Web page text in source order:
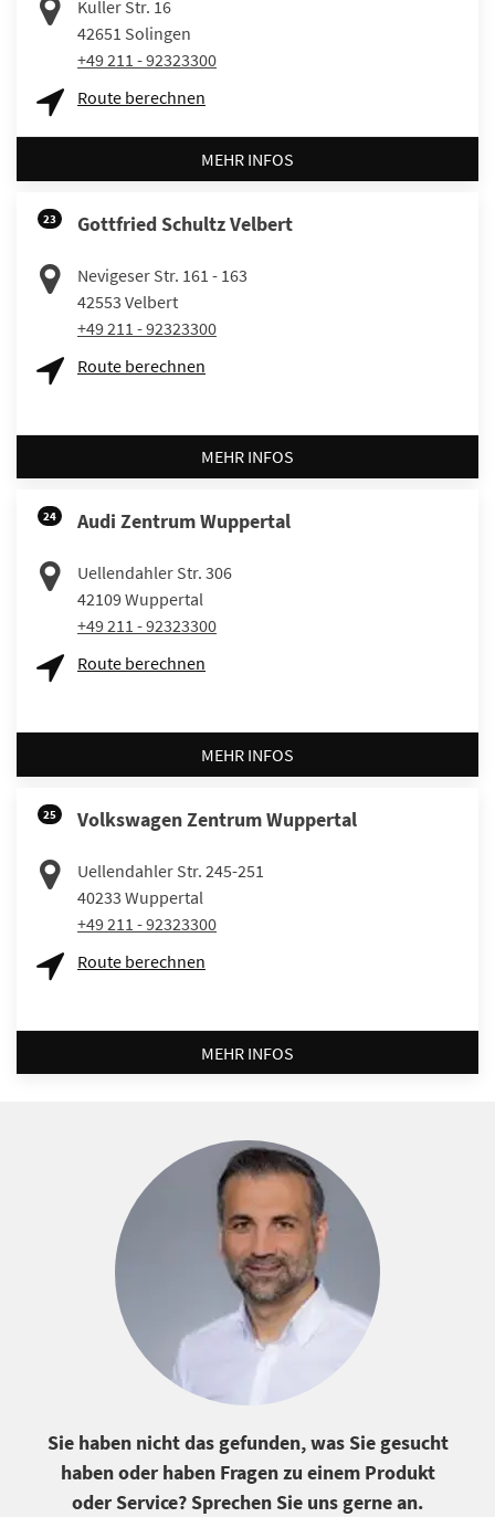
Kuller Str. 16
42651 Solingen
+49 211 - 92323300
Route berechnen
MEHR INFOS
23 Gottfried Schultz Velbert
Nevigeser Str. 161 - 163
42553 Velbert
+49 211 - 92323300
Route berechnen
MEHR INFOS
24 Audi Zentrum Wuppertal
Uellendahler Str. 306
42109Wuppertal
+49 211 - 92323300
Route berechnen
MEHR INFOS
25 Volkswagen Zentrum Wuppertal
Uellendahler Str. 245-251
40233 Wuppertal
+49 211 - 92323300
Route berechnen
MEHR INFOS
Sie haben nicht das gefunden, was Sie gesucht
haben oder haben Fragen zu einem Produkt
oder Service? Sprechen Sie uns gerne an.